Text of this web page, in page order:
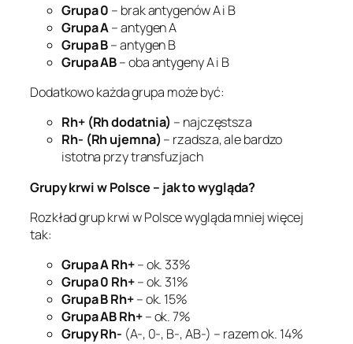
Grupa 0 – brak antygenów A i B
Grupa A– antygen A
Grupa B– antygen B
Grupa AB– oba antygeny A i B
Dodatkowo każda grupa może być:
Rh+ (Rh dodatnia) – najczęstsza
Rh- (Rh ujemna) – rzadsza, ale bardzo
istotna przy transfuzjach
Grupy krwi w Polsce – jak to wygląda?
Rozkład grup krwi w Polsce wygląda mniej więcej
tak:
Grupa A Rh+– ok. 33%
Grupa 0 Rh+– ok. 31%
Grupa B Rh+– ok. 15%
Grupa AB Rh+– ok. 7%
Grupy Rh- (A-, 0-, B-, AB-) – razem ok. 14%